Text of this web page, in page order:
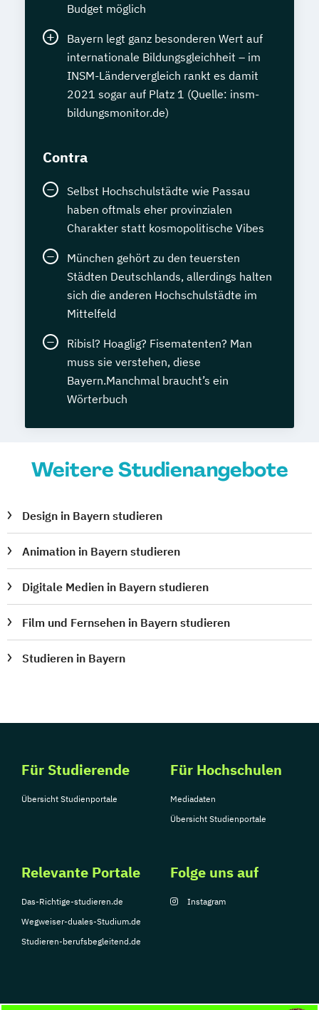
Budget möglich
Bayern legt ganz besonderen Wert auf
internationale Bildungsgleichheit – im
INSM-Ländervergleich rankt es damit
2021 sogar auf Platz 1 (Quelle: insm-
bildungsmonitor.de)
Contra
Selbst Hochschulstädte wie Passau
haben oftmals eher provinzialen
Charakter statt kosmopolitische Vibes
München gehört zu den teuersten
Städten Deutschlands, allerdings halten
sich die anderen Hochschulstädte im
Mittelfeld
Ribisl? Hoaglig? Fisematenten? Man
muss sie verstehen, diese
Bayern.Manchmal braucht’s ein
Wörterbuch
Weitere Studienangebote
Design in Bayern studieren
Animation in Bayern studieren
Digitale Medien in Bayern studieren
Film und Fernsehen in Bayern studieren
Studieren in Bayern
Für Studierende
Übersicht Studienportale
Für Hochschulen
Mediadaten
Übersicht Studienportale
Relevante Portale
Das-Richtige-studieren.de
Wegweiser-duales-Studium.de
Studieren-berufsbegleitend.de
Folge uns auf
Instagram